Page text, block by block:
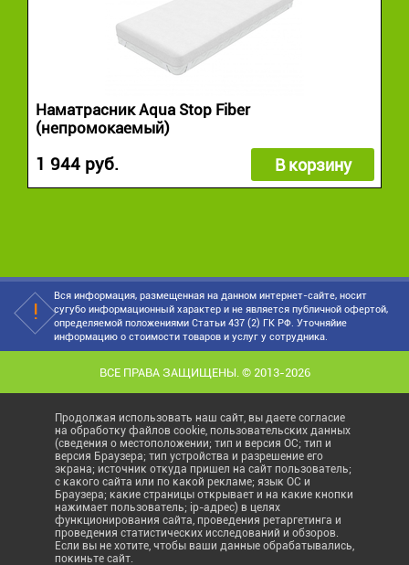
Наматрасник Aqua Stop Fiber
(непромокаемый)
1 944 руб. В корзину
Вся информация, размещенная на данном интернет-сайте, носит
сугубо информационный характер и не является публичной офертой,
определяемой положениями Статьи 437 (2) ГК РФ. Уточняйие
информацию о стоимости товаров и услуг у сотрудника.
ВСЕ ПРАВА ЗАЩИЩЕНЫ. © 2013-2026
Продолжая использовать наш сайт, вы даете согласие
на обработку файлов cookie, пользовательских данных
(сведения о местоположении; тип и версия ОС; тип и
версия Браузера; тип устройства и разрешение его
экрана; источник откуда пришел на сайт пользователь;
с какого сайта или по какой рекламе; язык ОС и
Браузера; какие страницы открывает и на какие кнопки
нажимает пользователь; ip-адрес) в целях
функционирования сайта, проведения ретаргетинга и
проведения статистических исследований и обзоров.
Если вы не хотите, чтобы ваши данные обрабатывались,
покиньте сайт.